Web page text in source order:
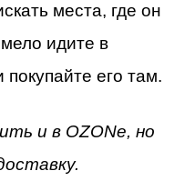
места, где он
идите в
его там.
и в OZONе, но